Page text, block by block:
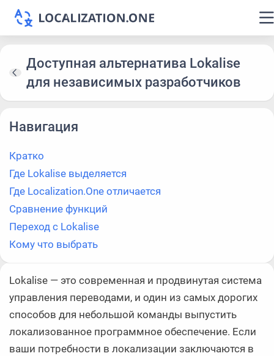
Доступная альтернатива Lokalise
для независимых разработчиков
Lokalise — это современная и продвинутая система
управления переводами, и один из самых дорогих
способов для небольшой команды выпустить
локализованное программное обеспечение. Если
ваши потребности в локализации заключаются в
Навигация
Кратко
Где Lokalise выделяется
Где Localization.One отличается
Сравнение функций
Переход с Lokalise
Кому что выбрать